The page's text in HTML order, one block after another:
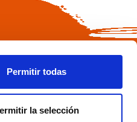
Permitir todas
la selección